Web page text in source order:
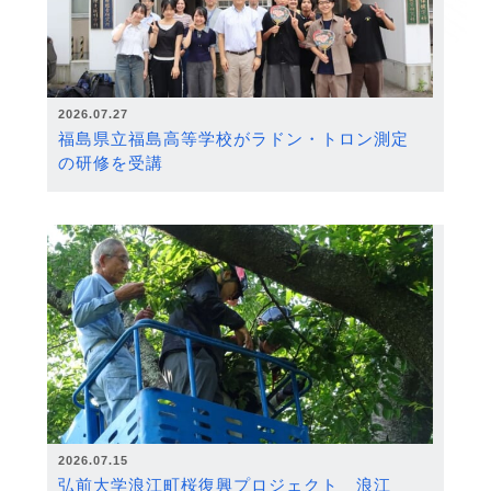
2026.07.27
福島県立福島高等学校がラドン・トロン測定
の研修を受講
2026.07.15
弘前大学浪江町桜復興プロジェクト 浪江